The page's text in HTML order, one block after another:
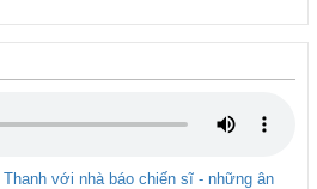
với nhà báo chiến sĩ - những ân